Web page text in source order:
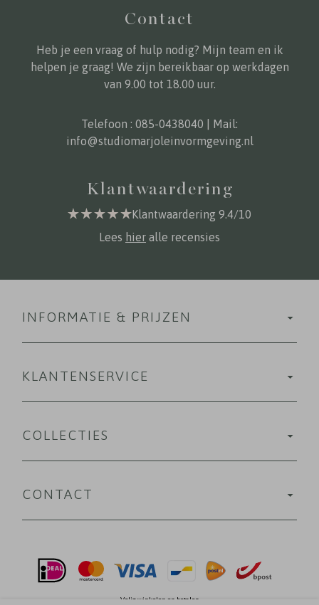
Contact
Heb je een vraag of hulp nodig? Mijn team en ik
helpen je graag! We zijn bereikbaar op werkdagen
van 9.00 tot 18.00 uur.
Telefoon : 085-0438040 | Mail:
info@studiomarjoleinvormgeving.nl
Klantwaardering
Klantwaardering 9.4/10
Lees hier alle recensies
INFORMATIE & PRIJZEN
KLANTENSERVICE
COLLECTIES
CONTACT
Velig winkelen en betalen